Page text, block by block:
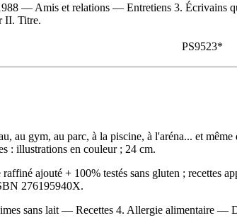
— Amis et relations — Entretiens 3.
II. Titre.
PS9523*
au gym, au parc, à la piscine, à l'aréna... et
: illustrations en couleur ; 24 cm.
ajouté + 100% testés sans gluten ; recettes
276195940X.
sans lait — Recettes 4. Allergie